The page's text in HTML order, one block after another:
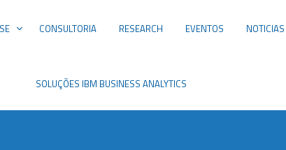
CONSULTORIA RESEARCH EVENTOS NOTICIAS
SOLUÇÕES IBM BUSINESS ANALYTICS